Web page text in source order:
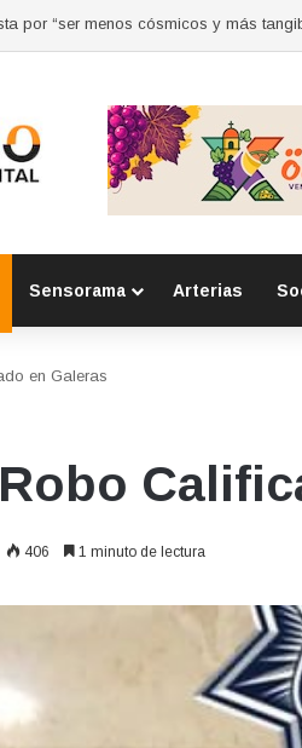
por la seguridad durante sesión
Sensorama Arterias
en Galeras
406 1 minuto de lectura